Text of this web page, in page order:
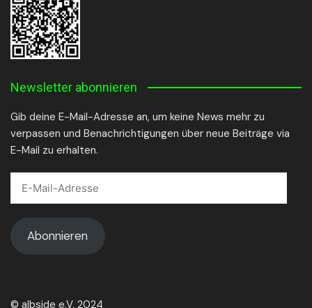
Newsletter abonnieren
Gib deine E-Mail-Adresse an, um keine News mehr zu
verpassen und Benachrichtigungen über neue Beiträge via
E-Mail zu erhalten.
Mail-
Abonnieren
© albside e.V. 2024